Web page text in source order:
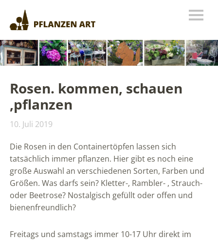
Rosen. kommen, schauen
,pflanzen
10. Juli 2019
Die Rosen in den Containertöpfen lassen sich
tatsächlich immer pflanzen. Hier gibt es noch eine
große Auswahl an verschiedenen Sorten, Farben und
Größen. Was darfs sein? Kletter-, Rambler- , Strauch-
oder Beetrose? Nostalgisch gefüllt oder offen und
bienenfreundlich?
Freitags und samstags immer 10-17 Uhr direkt im